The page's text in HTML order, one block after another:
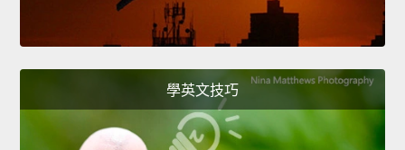
學英文技巧